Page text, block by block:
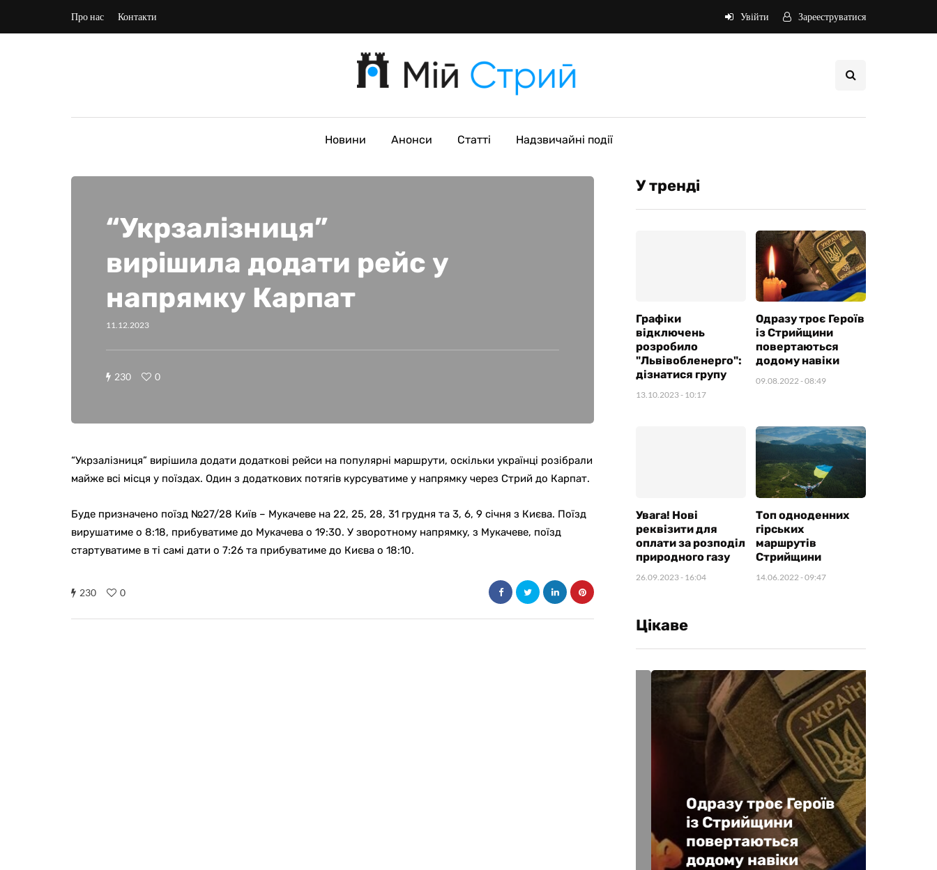
Про нас Контакти Зарееструватися
Увійти
Новини Анонси Статті Надзвичайні події
“Укрзалізниця”
вирішила додати рейс у
напрямку Карпат
11.12.2023
230 0
“Укрзалізниця” вирішила додати додаткові рейси на популярні маршрути, оскільки українці розібрали
майже всі місця у поїздах. Один з додаткових потягів курсуватиме у напрямку через Стрий до Карпат.
Буде призначено поїзд №27/28 Київ – Мукачеве на 22, 25, 28, 31 грудня та 3, 6, 9 січня з Києва. Поїзд
вирушатиме о 8:18, прибуватиме до Мукачева о 19:30. У зворотному напрямку, з Мукачеве, поїзд
стартуватиме в ті самі дати о 7:26 та прибуватиме до Києва о 18:10.
230 0
У трендi
Графіки
відключень
розробило
"Львівобленерго":
дізнатися групу
13.10.2023- 10:17
Одразу троє Героїв
із Стрийщини
повертаються
додому навіки
09.08.2022- 08:49
Увага! Нові
реквізити для
оплати за розподіл
природного газу
26.09.2023- 16:04
Топ одноденних
гірських
маршрутів
Стрийщини
14.06.2022 - 09:47
Цікаве
Одразу троє Героїв
із Стрийщини
повертаються
додому навіки